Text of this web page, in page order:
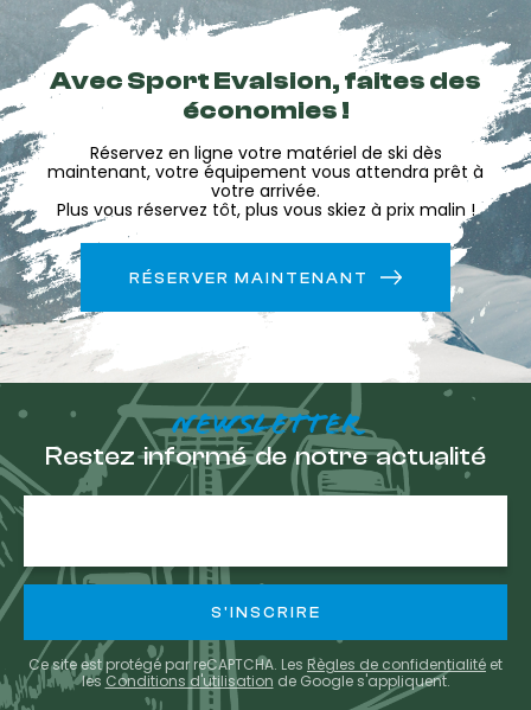
Avec Sport Evalsion, faites des
économies !
Réservez en ligne votre matériel de ski dès
maintenant, votre équipement vous attendra prêt à
votre arrivée.
Plus vous réservez tôt, plus vous skiez à prix malin !
RÉSERVER MAINTENANT
NEWSLETTER
Restez informé de notre actualité
Ce site est protégé par reCAPTCHA. Les Règles de confidentialité et
les Conditions d'utilisation de Google s'appliquent.